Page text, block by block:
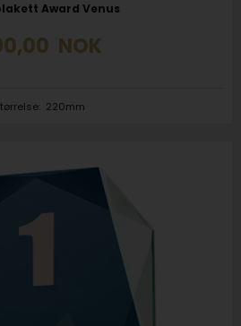
Award Venus
NOK
220mm